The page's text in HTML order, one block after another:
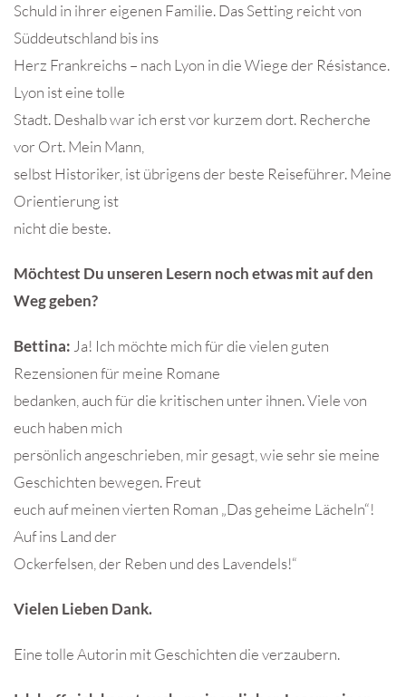
Schuld in ihrer eigenen Familie. Das Setting reicht von
Süddeutschland bis ins
Herz Frankreichs – nach Lyon in die Wiege der Résistance.
Lyon ist eine tolle
Stadt. Deshalb war ich erst vor kurzem dort. Recherche
vor Ort. Mein Mann,
selbst Historiker, ist übrigens der beste Reiseführer. Meine
Orientierung ist
nicht die beste.
Möchtest Du unseren Lesern noch etwas mit auf den
Weg geben?
Bettina: Ja! Ich möchte mich für die vielen guten
Rezensionen für meine Romane
bedanken, auch für die kritischen unter ihnen. Viele von
euch haben mich
persönlich angeschrieben, mir gesagt, wie sehr sie meine
Geschichten bewegen. Freut
euch auf meinen vierten Roman „Das geheime Lächeln“!
Auf ins Land der
Ockerfelsen, der Reben und des Lavendels!“
Vielen Lieben Dank.
Eine tolle Autorin mit Geschichten die verzaubern.